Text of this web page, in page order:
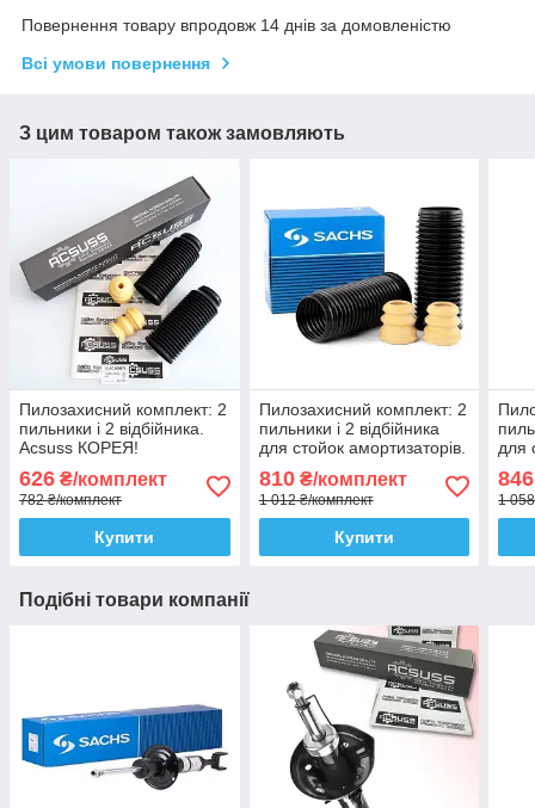
Повернення товару впродовж 14 днів за домовленістю
Всі умови повернення
З цим товаром також замовляють
Пилозахисний комплект: 2
пильники і 2 відбійника.
Acsuss КОРЕЯ!
626 ₴/комплект
782 ₴/комплект
Купити
Пилозахисний комплект: 2
пильники і 2 відбійника
для стойок амортизаторів.
810₴/комплект
1 012 ₴/комплект
Купити
для
846
1
Подібні товари компанії